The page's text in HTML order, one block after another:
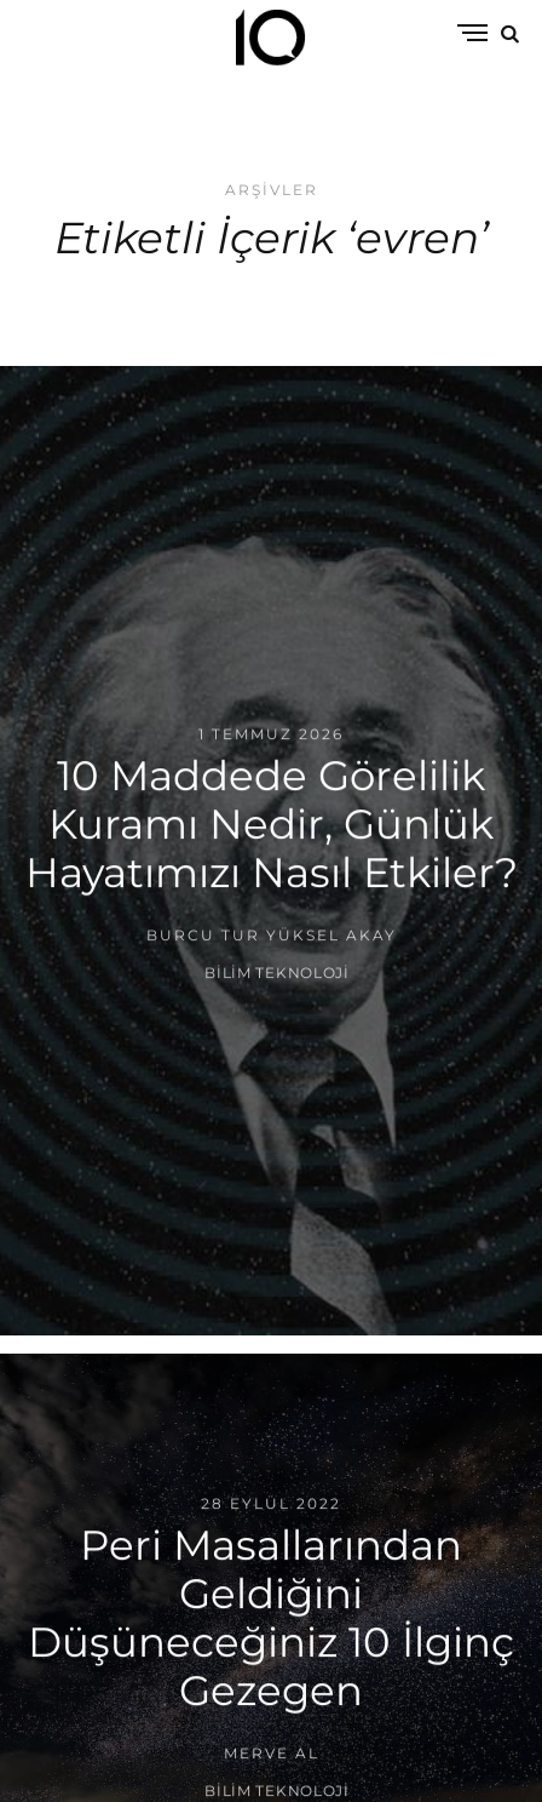
ARŞIVLER
Etiketli İçerik ‘evren’
1 TEMMUZ 2026
10 Maddede Görelilik
Kuramı Nedir, Günlük
Hayatımızı Nasıl Etkiler?
BURCU TUR YÜKSEL AKAY
BILIM TEKNOLOJI
28 EYLÜL 2022
Peri Masallarından
Geldiğini
Düşüneceğiniz 10 İlginç
Gezegen
MERVE AL
BILIM TEKNOLOJI